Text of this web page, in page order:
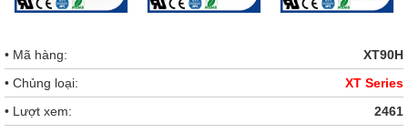
• Mã hàng:
XT90H
• Chủng loại:
XT Series
• Lượt xem:
2461